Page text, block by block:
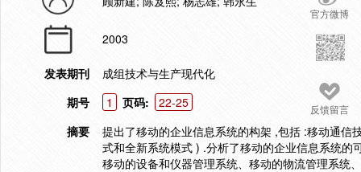
官方微博
反馈留言
2003
发表期刊
成组技术与生产现代化
期号
1 页码:
22-25
摘要
提出了移动的企业信息系统的构架 ,包括 :移动通信
式和全新系统模式 ) .分析了移动的企业信息系统
移动的设备和仪器管理系统、移动的物流管理系统